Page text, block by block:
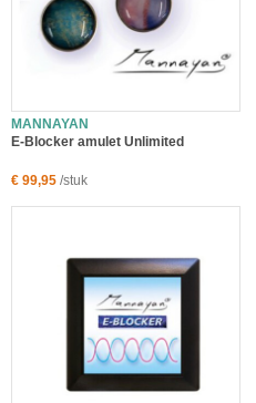
MANNAYAN
E-Blocker amulet Unlimited
€ 99,95 /stuk